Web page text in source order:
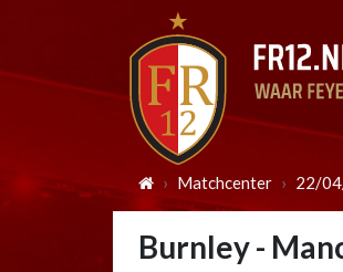
Matchcenter 22/
Burnley -